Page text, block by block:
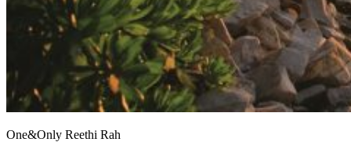
One&Only Reethi Rah